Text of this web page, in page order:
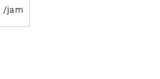
/jam